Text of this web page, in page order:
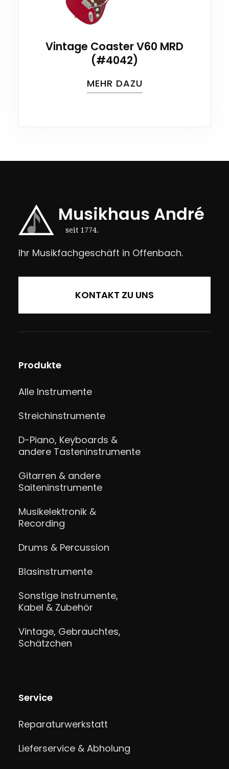
Vintage Coaster V60 MRD
(#4042)
MEHR DAZU
Musikhaus André
seit 1774.
Ihr Musikfachgeschäft in Offenbach.
KONTAKT ZU UNS
Produkte
Alle Instrumente
Streichinstrumente
D-Piano, Keyboards &
andere Tasteninstrumente
Gitarren & andere
Saiteninstrumente
Musikelektronik &
Recording
Drums & Percussion
Blasinstrumente
Sonstige Instrumente,
Kabel & Zubehör
Vintage, Gebrauchtes,
Schätzchen
Service
Reparaturwerkstatt
Lieferservice & Abholung